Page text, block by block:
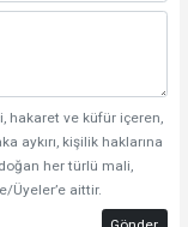
hakaret ve küfür içeren,
aykırı, kişilik haklarına
her türlü mali,
Üyeler’e aittir.